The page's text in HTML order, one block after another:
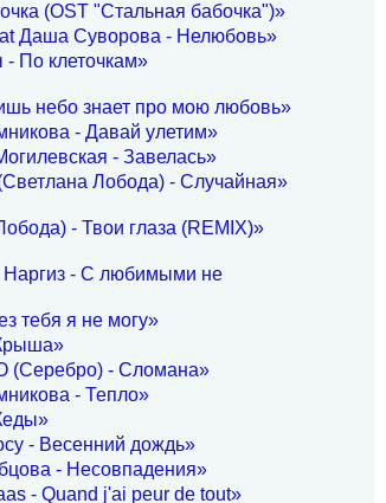
(OST "Стальная бабочка")»
Даша Суворова - Нелюбовь»
По клеточкам»
небо знает про мою любовь»
- Давай улетим»
- Завелась»
Лобода) - Случайная»
- Твои глаза (REMIX)»
Наргиз - С любимыми не
тебя я не могу»
(Серебро) - Сломана»
- Тепло»
- Весенний дождь»
- Несовпадения»
- Quand j'ai peur de tout»